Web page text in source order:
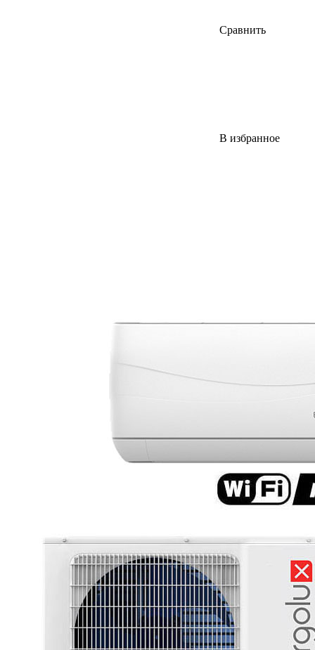
Сравнить
В избранное